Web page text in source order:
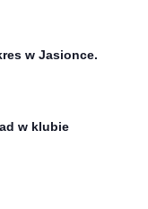
w Jasionce.
w klubie